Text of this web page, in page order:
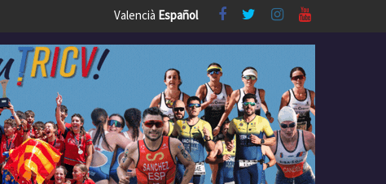
Valencià Español